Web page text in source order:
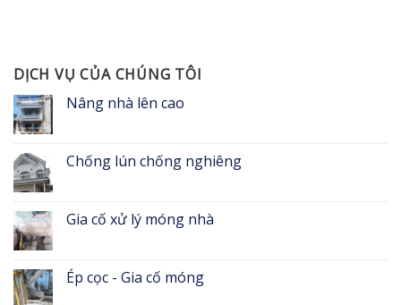
DỊCH VỤ CỦA CHÚNG TÔI
Nâng nhà lên cao
Chống lún chống nghiêng
Gia cố xử lý móng nhà
Ép cọc - Gia cố móng